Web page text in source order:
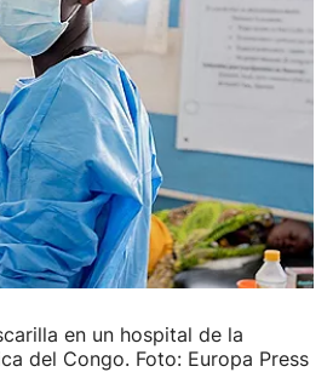
en un hospital de la
del Congo. Foto: Europa Press